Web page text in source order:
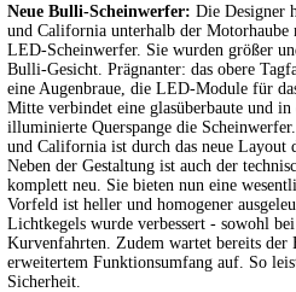
Neue Bulli-Scheinwerfer: Die Designer
und California unterhalb der Motorhaube
LED-Scheinwerfer. Sie wurden größer
Bulli-Gesicht. Prägnanter: das obere
eine Augenbraue, die LED-Module für
Mitte verbindet eine glasüberbaute und in
illuminierte Querspange die
und California ist durch das neue Layout
Neben der Gestaltung ist auch der
komplett neu. Sie bieten nun eine
Vorfeld ist heller und homogener
Lichtkegels wurde verbessert - sowohl
Kurvenfahrten. Zudem wartet bereits der
erweitertem Funktionsumfang auf. So
Sicherheit.